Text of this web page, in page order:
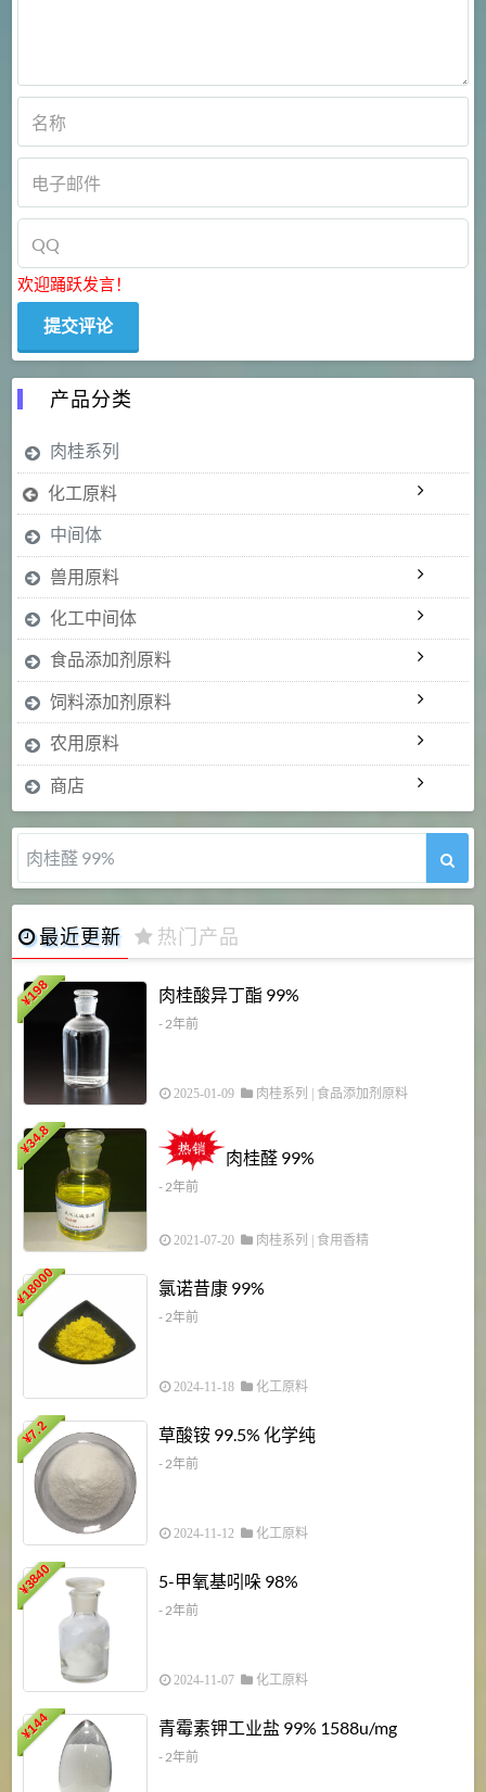
欢迎踊跃发言！
产品分类
肉桂系列
化工原料
中间体
兽用原料
化工中间体
食品添加剂原料
饲料添加剂原料
农用原料
商店
氯诺昔康 99%
最近更新 热门产品
¥
198 肉桂酸异丁酯 99%
- 2年前
2025-01-09 肉桂系列 食品添加剂原料
¥
34.8
肉桂醛 99%
- 2年前
2021-07-20 肉桂系列 食用香精
¥
18000 氯诺昔康 99%
- 2年前
2024-11-18 化工原料
¥
7.2 草酸铵 99.5% 化学纯
- 2年前
2024-11-12 化工原料
¥
3840 5-甲氧基吲哚 98%
- 2年前
2024-11-07 化工原料
¥
144 青霉素钾工业盐 99% 1588u/mg
- 2年前